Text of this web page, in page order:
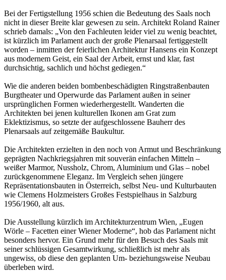
Bei der Fertigstellung 1956 schien die Bedeutung des Saals noch
nicht in dieser Breite klar gewesen zu sein. Architekt Roland Rainer
schrieb damals: „Von den Fachleuten leider viel zu wenig beachtet,
ist kürzlich im Parlament auch der große Plenarsaal fertiggestellt
worden – inmitten der feierlichen Architektur Hansens ein Konzept
aus modernem Geist, ein Saal der Arbeit, ernst und klar, fast
durchsichtig, sachlich und höchst gediegen.“
Wie die anderen beiden bombenbeschädigten Ringstraßenbauten
Burgtheater und Operwurde das Parlament außen in seiner
ursprünglichen Formen wiederhergestellt. Wanderten die
Architekten bei jenen kulturellen Ikonen am Grat zum
Eklektizismus, so setzte der aufgeschlossene Bauherr des
Plenarsaals auf zeitgemäße Baukultur.
Die Architekten erzielten in den noch von Armut und Beschränkung
geprägten Nachkriegsjahren mit souverän einfachen Mitteln –
weißer Marmor, Nussholz, Chrom, Aluminium und Glas – nobel
zurückgenommene Eleganz. Im Vergleich sehen jüngere
Repräsentationsbauten in Österreich, selbst Neu- und Kulturbauten
wie Clemens Holzmeisters Großes Festspielhaus in Salzburg
1956/1960, alt aus.
Die Ausstellung kürzlich im Architekturzentrum Wien, „Eugen
Wörle – Facetten einer Wiener Moderne“, hob das Parlament nicht
besonders hervor. Ein Grund mehr für den Besuch des Saals mit
seiner schlüssigen Gesamtwirkung, schließlich ist mehr als
ungewiss, ob diese den geplanten Um- beziehungsweise Neubau
überleben wird.